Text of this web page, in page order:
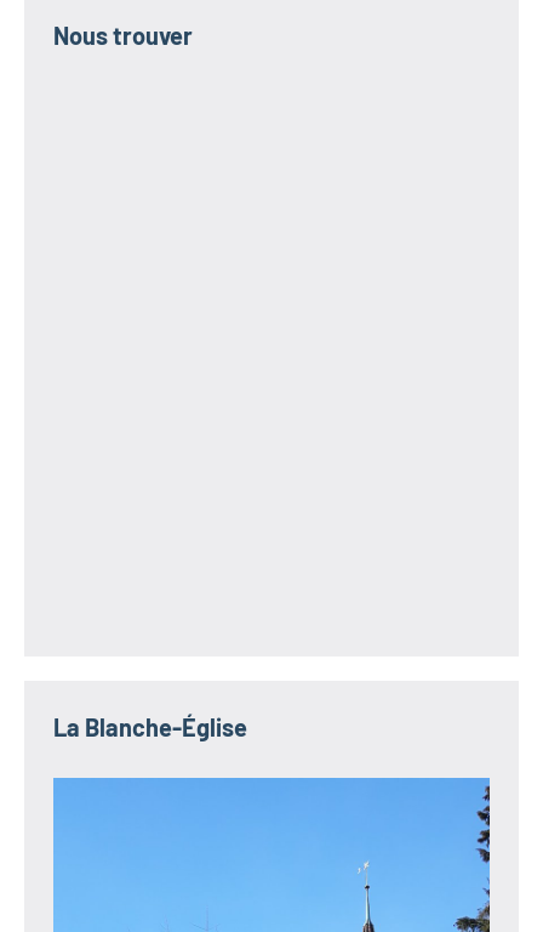
Nous trouver
La Blanche-Église